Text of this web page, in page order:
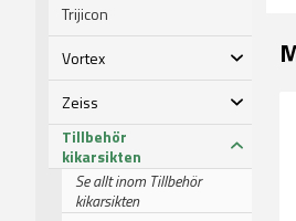
Trijicon
Vortex
Zeiss
Tillbehör
kikarsikten
Se allt inom Tillbehör
kikarsikten